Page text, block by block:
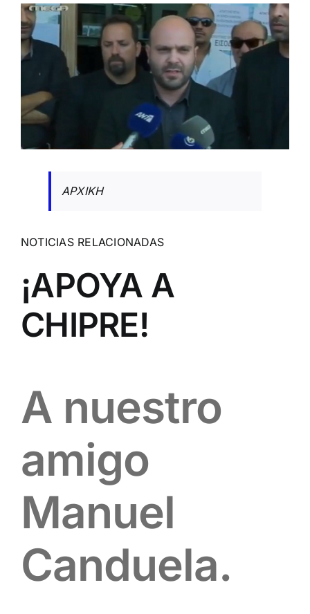
ΑΡΧΙΚΗ
NOTICIAS RELACIONADAS
¡APOYA A
CHIPRE!
A nuestro
amigo
Manuel
Canduela.